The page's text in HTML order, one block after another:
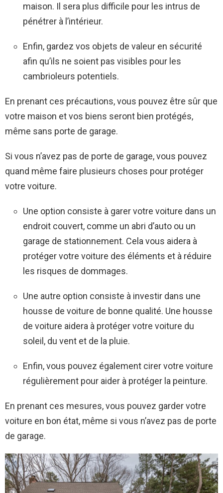
maison. Il sera plus difficile pour les intrus de
pénétrer à l’intérieur.
Enfin, gardez vos objets de valeur en sécurité
afin qu’ils ne soient pas visibles pour les
cambrioleurs potentiels.
En prenant ces précautions, vous pouvez être sûr que
votre maison et vos biens seront bien protégés,
même sans porte de garage.
Si vous n’avez pas de porte de garage, vous pouvez
quand même faire plusieurs choses pour protéger
votre voiture.
Une option consiste à garer votre voiture dans un
endroit couvert, comme un abri d’auto ou un
garage de stationnement. Cela vous aidera à
protéger votre voiture des éléments et à réduire
les risques de dommages.
Une autre option consiste à investir dans une
housse de voiture de bonne qualité. Une housse
de voiture aidera à protéger votre voiture du
soleil, du vent et de la pluie.
Enfin, vous pouvez également cirer votre voiture
régulièrement pour aider à protéger la peinture.
En prenant ces mesures, vous pouvez garder votre
voiture en bon état, même si vous n’avez pas de porte
de garage.